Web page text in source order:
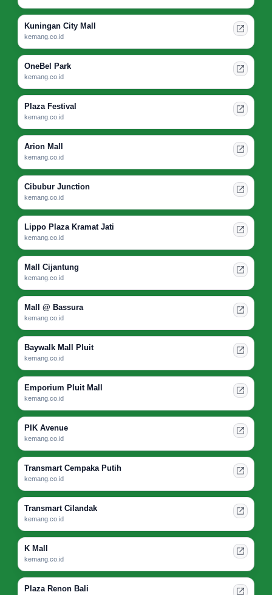
Kuningan City Mall
kemang.co.id
OneBel Park
kemang.co.id
Plaza Festival
kemang.co.id
Arion Mall
kemang.co.id
Cibubur Junction
kemang.co.id
Lippo Plaza Kramat Jati
kemang.co.id
Mall Cijantung
kemang.co.id
Mall @ Bassura
kemang.co.id
Baywalk Mall Pluit
kemang.co.id
Emporium Pluit Mall
kemang.co.id
PIK Avenue
kemang.co.id
Transmart Cempaka Putih
kemang.co.id
Transmart Cilandak
kemang.co.id
K Mall
kemang.co.id
Plaza Renon Bali